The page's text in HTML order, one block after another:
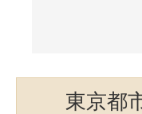
東京都